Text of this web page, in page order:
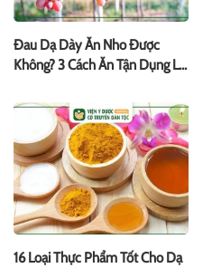
Đau Dạ Dày Ăn Nho Được
Không? 3 Cách Ăn Tận Dụng Lợi
16 Loại Thực Phẩm Tốt Cho Dạ